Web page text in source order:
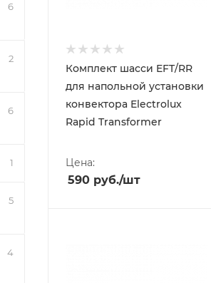
Комплект шасси EFT/RR
для напольной установки
конвектора Electrolux
Rapid Transformer
Цена:
590 руб./шт
6
2
6
1
5
4